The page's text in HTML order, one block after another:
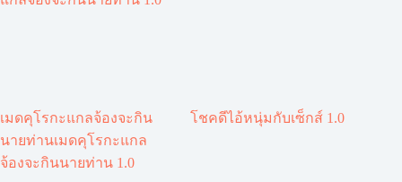
เมดคุโรกะแกลจ้องจะกิน
นายท่านเมดคุโรกะแกล
จ้องจะกินนายท่าน 1.0
โชคดีไอ้หนุ่มกับเซ็กส์ 1.0